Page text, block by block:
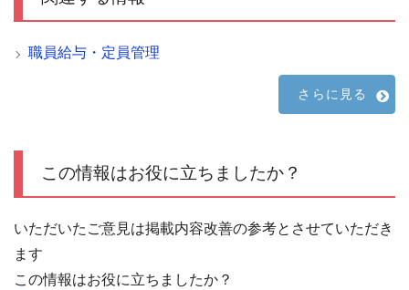
職員給与・定員管理
さらに見る
この情報はお役に立ちましたか？
いただいたご意見は掲載内容改善の参考とさせていただき
ます
この情報はお役に立ちましたか？